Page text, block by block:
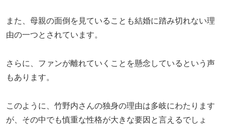
また、母親の面倒を見ていることも結婚に踏み切れない理
由の一つとされています。
さらに、ファンが離れていくことを懸念しているという声
もあります。
このように、竹野内さんの独身の理由は多岐にわたります
が、その中でも慎重な性格が大きな要因と言えるでしょ